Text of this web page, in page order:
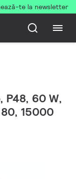
te la newsletter
P48, 60 W,
15000